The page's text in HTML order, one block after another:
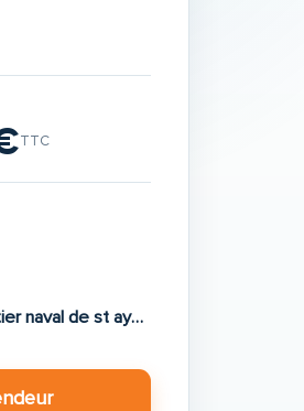
TTC
Capitaine plaisance - chantier naval de st aygulf